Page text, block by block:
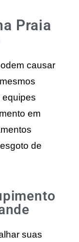
Praia
causar
equipes
em
de
suas